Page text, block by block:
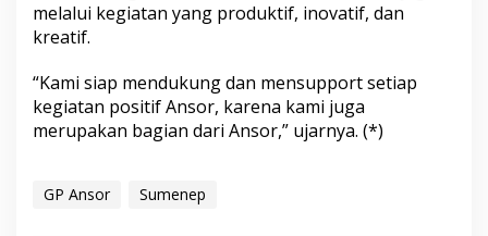
melalui kegiatan yang produktif, inovatif, dan
kreatif.
“Kami siap mendukung dan mensupport setiap
kegiatan positif Ansor, karena kami juga
merupakan bagian dari Ansor,” ujarnya. (*)
GP Ansor Sumenep